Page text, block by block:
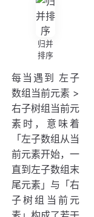
归并
排序
每当遇到 左子
数组当前元素 >
右子树组当前元
素时，意味着
「左子数组从当
前元素开始，一
直到左子数组末
尾元素」与「右
子树组当前元